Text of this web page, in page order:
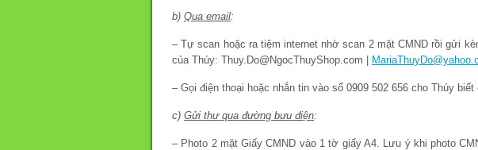
b) Qua email:
– Tự scan hoặc ra tiệm internet nhờ scan 2 mặt CMND rồi gửi
của Thúy: Thuy.Do@NgocThuyShop.com |
– Gọi điện thoại hoặc nhắn tin vào số 0909 502 656 cho Thúy biết
c) Gửi thư qua đường bưu điện:
– Photo 2 mặt Giấy CMND vào 1 tờ giấy A4. Lưu ý khi photo